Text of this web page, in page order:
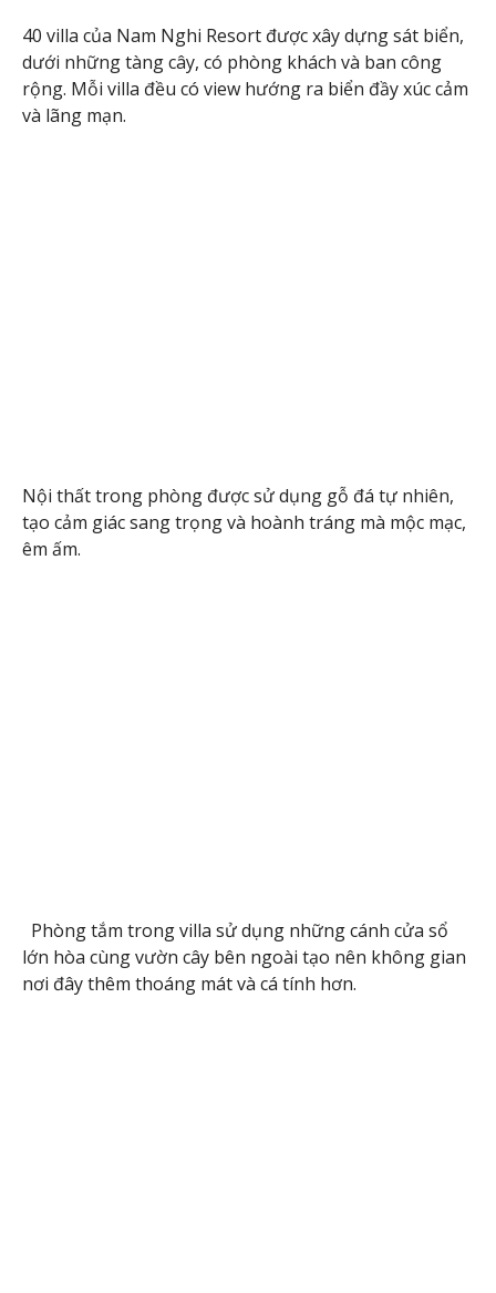
40 villa của Nam Nghi Resort được xây dựng sát biển,
dưới những tàng cây, có phòng khách và ban công
rộng. Mỗi villa đều có view hướng ra biển đầy xúc cảm
và lãng mạn.
Nội thất trong phòng được sử dụng gỗ đá tự nhiên,
tạo cảm giác sang trọng và hoành tráng mà mộc mạc,
êm ấm.
Phòng tắm trong villa sử dụng những cánh cửa sổ
lớn hòa cùng vườn cây bên ngoài tạo nên không gian
nơi đây thêm thoáng mát và cá tính hơn.